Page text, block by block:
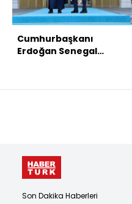
Cumhurbaşkanı
Erdoğan Senegal
Son Dakika Haberleri